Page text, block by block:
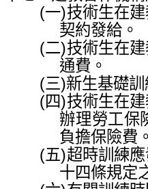
(一)技術生在
契約發給。
(二)技術生在
通費。
(三)新生基礎
(四)技術生在
辦理勞工保
負擔保險費
(五)超時訓練
十四條規定